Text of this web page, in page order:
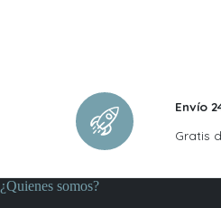
Envío
Gratis
¿Quienes somos?